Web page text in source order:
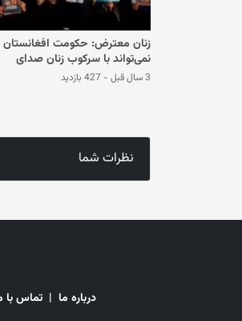
زنان معترض: حکومت افغانستان
نمی‌تواند با سرکوب زنان صدای
عدالت‌خواهی را خاموش کند
3 سال قبل - 427 بازدید
نظرات شما
درباره ما | تماس با